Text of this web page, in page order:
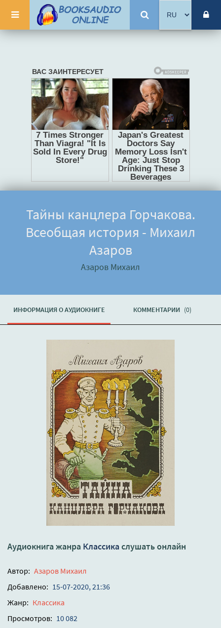
Тайны канцлера Горчакова.
Всеобщая история - Михаил
Азаров
Азаров Михаил
ИНФОРМАЦИЯ О АУДИОКНИГЕ КОММЕНТАРИИ (0)
Аудиокнига жанра Классикаслушать онлайн
Автор: Азаров Михаил
Добавлено: 15-07-2020, 21:36
Жанр: Классика
Просмотров: 10 082